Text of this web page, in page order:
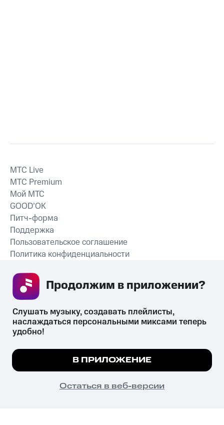
СКАЧАТЬ ПРИЛОЖЕНИЕ
MTС Live
MTС Premium
Мой МТС
GOOD’OK
Питч-форма
Поддержка
Пользовательское соглашение
Политика конфиденциальности
психотропных веществ, их аналогов причиняет вред здоровью,
их незаконный оборот запрещён и влечёт установленную
законодательством ответственность.
© 2026 ООО «КИОН».
Все права защищены
Мы используем куки, чтобы на сайте все
Подробнее
ПОНЯТНО
Слушать музыку, создавать плейлисты,
наслаждаться персональными миксами теперь
удобно!
В ПРИЛОЖЕНИЕ
Остаться в веб-версии